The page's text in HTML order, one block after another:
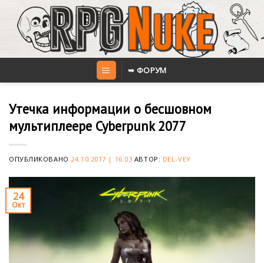
content
➥ ФОРУМ
Утечка информации о бесшовном
мультиплеере Cyberpunk 2077
ОПУБЛИКОВАНО 24.10.2017 | 16:03 АВТОР: DEL-VEY
24
Окт